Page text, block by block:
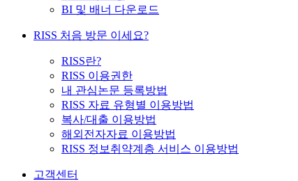
BI 및 배너 다운로드
RISS 처음 방문 이세요?
RISS란?
RISS 이용권한
내 관심논문 등록방법
RISS 자료 유형별 이용방법
복사/대출 이용방법
해외전자자료 이용방법
RISS 정보취약계층 서비스 이용방법
고객센터